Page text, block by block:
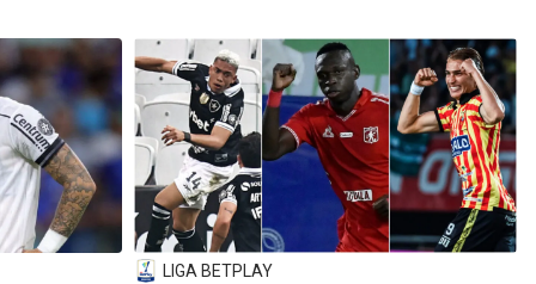
LIGA BETPLAY